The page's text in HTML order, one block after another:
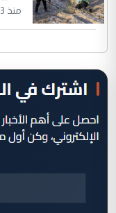
منذ 23 ساعة